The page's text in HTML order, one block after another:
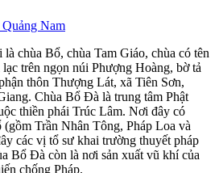
Nam
chùa Bổ, chùa Tam Giáo, chùa có tên
trên ngọn núi Phượng Hoàng, bờ tả
thôn Thượng Lát, xã Tiên Sơn,
Chùa Bổ Đà là trung tâm Phật
thiền phái Trúc Lâm. Nơi đây có
Trần Nhân Tông, Pháp Loa và
các vị tổ sư khai trường thuyết pháp
Bổ Đà còn là nơi sản xuất vũ khí của
chống Pháp.